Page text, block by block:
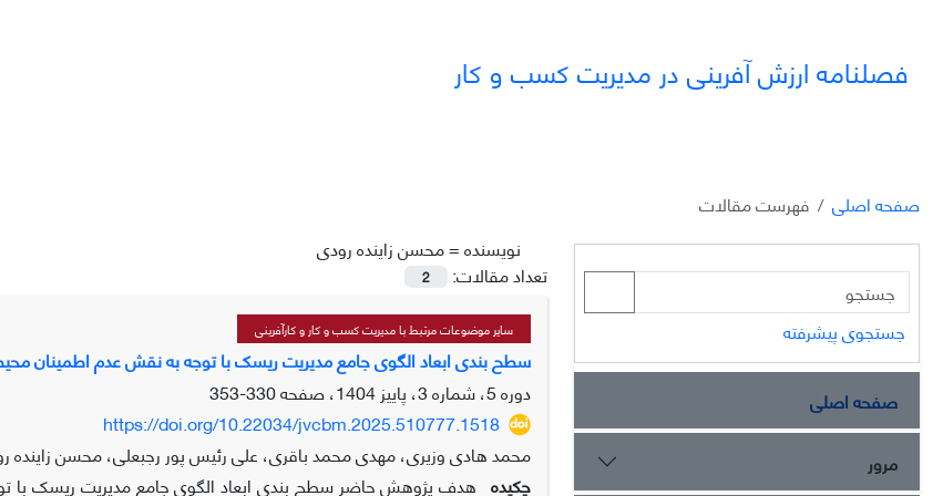
فصلنامه ارزش آفرینی در مدیریت کسب و کار
صفحه اصلی
فهرست مقالات
نویسنده =محسن زاینده رودی
تعداد مقالات:
2
سایر موضوعات مرتبط با مدیریت کسب و کار و کارآفرینی
سطح بندی ابعاد الگوی جامع مدیریت ریسک با توجه به نقش عدم اطمینان
دوره 5، شماره 3، پاییز 1404، صفحه
330-353
https://doi.org/10.22034/jvcbm.2025.510777.1518
محمد هادی وزیری، مهدی محمد باقری، علی رئیس پور رجبعلی، محسن زاینده
چکیده هدف پژوهش حاضر سطح بندی ابعاد الگوی جامع مدیریت ریسک با
جستجوی پیشرفته
صفحه اصلی
مرور